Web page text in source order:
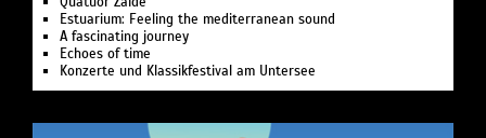
Estuarium: Feeling the mediterranean sound‍
A fascinating journey
Echoes of time
Konzerte und Klassikfestival am Untersee